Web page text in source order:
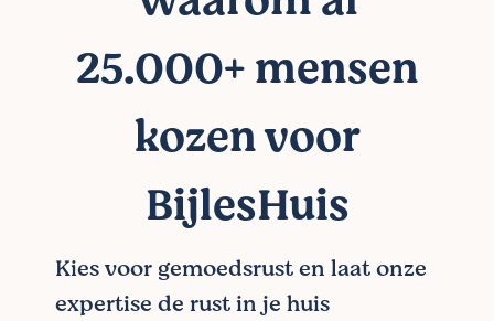
25.000+ mensen
kozen voor
BijlesHuis
Kies voor gemoedsrust en laat onze
expertise de rust in je huis